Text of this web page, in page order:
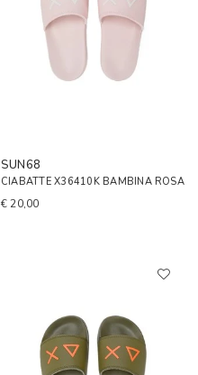
SUN68
CIABATTE X36410K BAMBINA ROSA
€ 20,00